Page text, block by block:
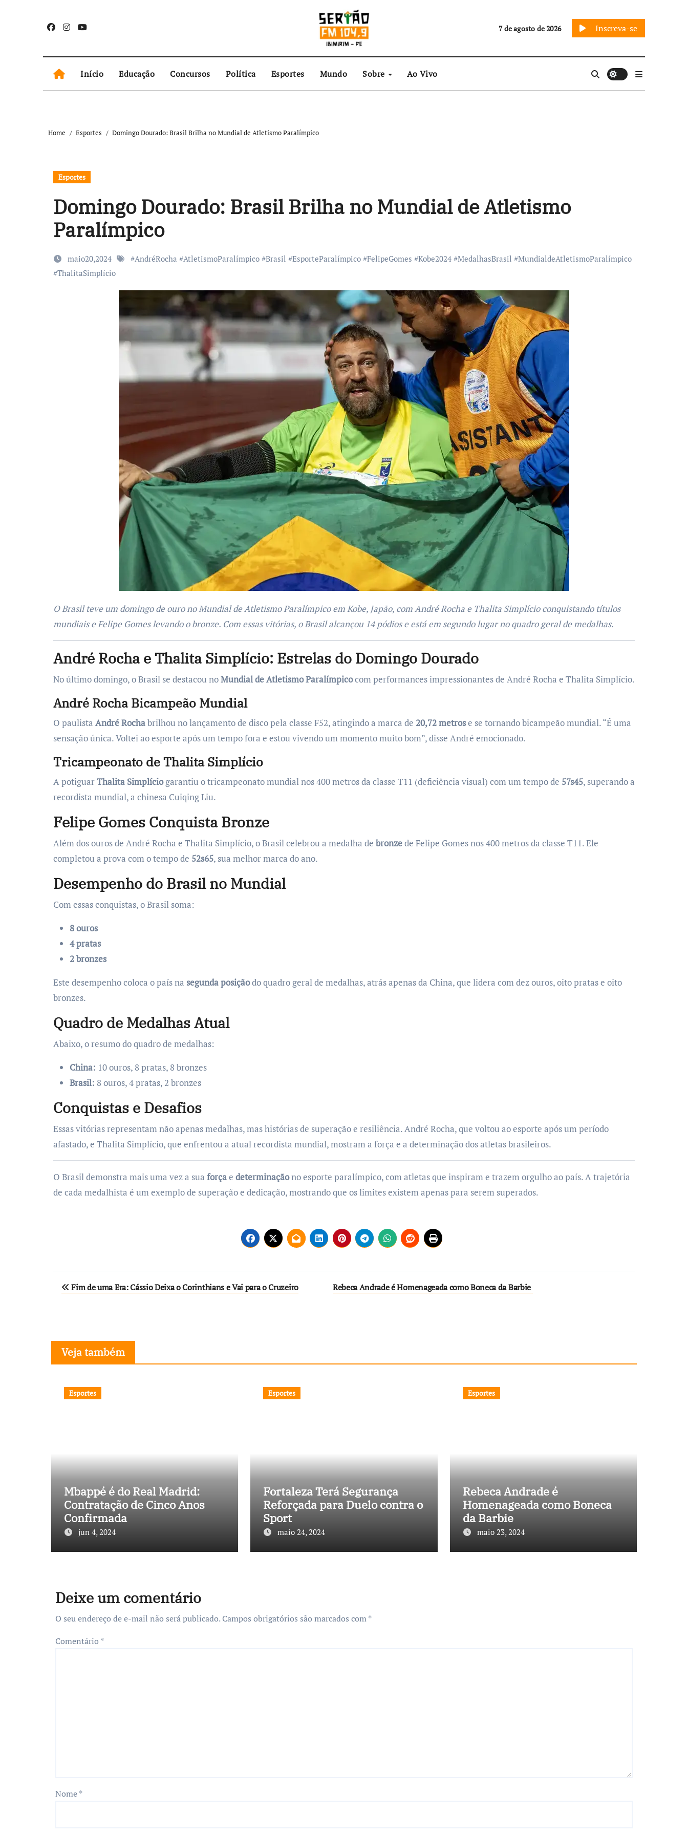
7 de agosto de 2026 Inscreva-se
Início Educação Concursos Política Esportes Mundo Sobre Ao Vivo
Home Esportes Domingo Dourado: Brasil Brilha no Mundial de Atletismo Paralímpico
Esportes
Domingo Dourado: Brasil Brilha no Mundial de Atletismo
Paralímpico
maio20,2024 #AndréRocha #AtletismoParalímpico #Brasil #EsporteParalímpico #FelipeGomes #Kobe2024 #MedalhasBrasil #MundialdeAtletismoParalímpico
#ThalitaSimplício
O Brasil teve um domingo de ouro no Mundial de Atletismo Paralímpico em Kobe, Japão, com André Rocha e Thalita Simplício conquistando títulos
mundiais e Felipe Gomes levando o bronze. Com essas vitórias, o Brasil alcançou 14 pódios e está em segundo lugar no quadro geral de medalhas.
André Rocha e Thalita Simplício: Estrelas do Domingo Dourado
No último domingo, o Brasil se destacou noMundial de Atletismo Paralímpicocom performances impressionantes de André Rocha e Thalita Simplício.
André Rocha Bicampeão Mundial
O paulista André Rochabrilhou no lançamento de disco pela classe F52, atingindo a marca de 20,72 metrose se tornando bicampeão mundial. “É uma
sensação única. Voltei ao esporte após um tempo fora e estou vivendo um momento muito bom”, disse André emocionado.
Tricampeonato de Thalita Simplício
A potiguarThalita Simplíciogarantiu o tricampeonato mundial nos 400 metros da classe T11 (deficiência visual) com um tempo de 57s45, superando a
recordista mundial, a chinesa Cuiqing Liu.
Felipe Gomes Conquista Bronze
Além dos ouros de André Rocha e Thalita Simplício, o Brasil celebrou a medalha de bronzede Felipe Gomes nos 400 metros da classe T11. Ele
completou a prova com o tempo de 52s65, sua melhor marca do ano.
Desempenho do Brasil no Mundial
Com essas conquistas, o Brasil soma:
8 ouros
4 pratas
2 bronzes
Este desempenho coloca o país na segunda posiçãodo quadro geral de medalhas, atrás apenas da China, que lidera com dez ouros, oito pratas e oito
bronzes.
Quadro de Medalhas Atual
Abaixo, o resumo do quadro de medalhas:
China: 10 ouros, 8 pratas, 8 bronzes
Brasil: 8 ouros, 4 pratas, 2 bronzes
Conquistas e Desafios
Essas vitórias representam não apenas medalhas, mas histórias de superação e resiliência. André Rocha, que voltou ao esporte após um período
afastado, e Thalita Simplício, que enfrentou a atual recordista mundial, mostram a força e a determinação dos atletas brasileiros.
O Brasil demonstra mais uma vez a sua forçae determinaçãono esporte paralímpico, com atletas que inspiram e trazem orgulho ao país. A trajetória
de cada medalhista é um exemplo de superação e dedicação, mostrando que os limites existem apenas para serem superados.
Navegação
Fim de uma Era: Cássio Deixa o Corinthians e Vai para o Cruzeiro Rebeca Andrade é Homenageada como Boneca da Barbie
Veja também
Esportes
Mbappé é do Real Madrid:
Contratação de Cinco Anos
Confirmada
jun 4, 2024
Esportes
Fortaleza Terá Segurança
Reforçada para Duelo contra o
Sport
maio 24, 2024
Esportes
Rebeca Andrade é
Homenageada como Boneca
da Barbie
maio 23, 2024
Deixe um comentário
O seu endereço de e-mail não será publicado. Campos obrigatórios são marcados com*
Comentário *
Nome*